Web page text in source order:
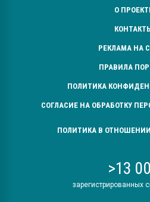
О
РЕКЛАМА НА
ПРАВИЛА
ПОЛИТИКА
СОГЛАСИЕ НА ОБРАБОТКУ
ПОЛИТИКА В ОТНОШЕНИИ
>13
зарегистрированных